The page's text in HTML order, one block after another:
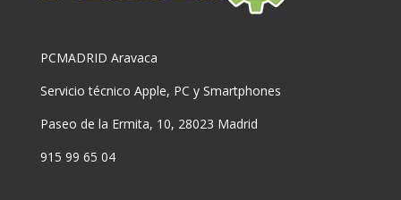
PCMADRID Aravaca
Servicio técnico Apple, PC y Smartphones
Paseo de la Ermita, 10, 28023 Madrid
915 99 65 04